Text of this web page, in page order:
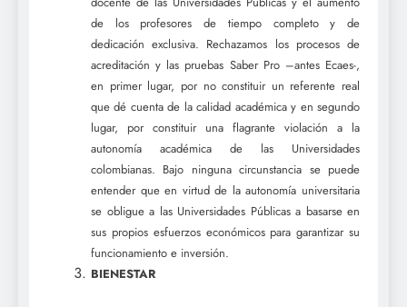
de los profesores de tiempo completo y de
dedicación exclusiva. Rechazamos los procesos de
acreditación y las pruebas Saber Pro –antes Ecaes-,
en primer lugar, por no constituir un referente real
que dé cuenta de la calidad académica y en segundo
lugar, por constituir una flagrante violación a la
autonomía académica de las Universidades
colombianas. Bajo ninguna circunstancia se puede
entender que en virtud de la autonomía universitaria
se obligue a las Universidades Públicas a basarse en
sus propios esfuerzos económicos para garantizar su
funcionamiento e inversión.
BIENESTAR